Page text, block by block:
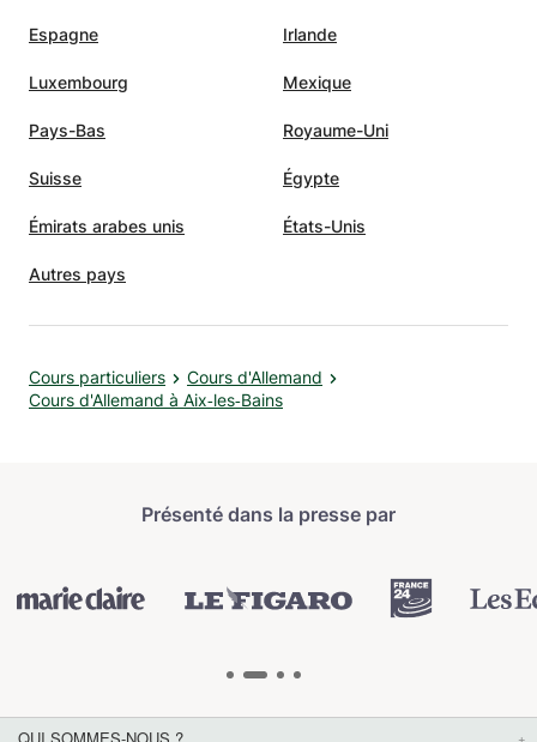
Espagne Irlande
Luxembourg Mexique
Pays-Bas Royaume-Uni
Suisse Égypte
Émirats arabes unis États-Unis
Autres pays
Cours particuliers
Cours d'Allemand
Cours d'Allemand à Aix‑les‑Bains
Présenté dans la presse par